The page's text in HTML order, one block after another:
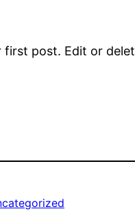
first post. Edit or